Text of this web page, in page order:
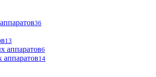
36
13
аппаратов6
14